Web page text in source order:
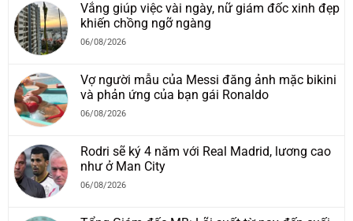
Vắng giúp việc vài ngày, nữ giám đốc xinh đẹp
khiến chồng ngỡ ngàng
06/08/2026
Vợ người mẫu của Messi đăng ảnh mặc bikini
và phản ứng của bạn gái Ronaldo
06/08/2026
Rodri sẽ ký 4 năm với Real Madrid, lương cao
như ở Man City
06/08/2026